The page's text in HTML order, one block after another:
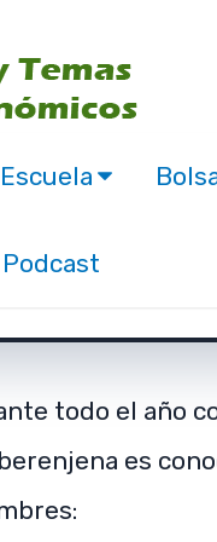
Escuela
Podcast
2017
todo el año
es